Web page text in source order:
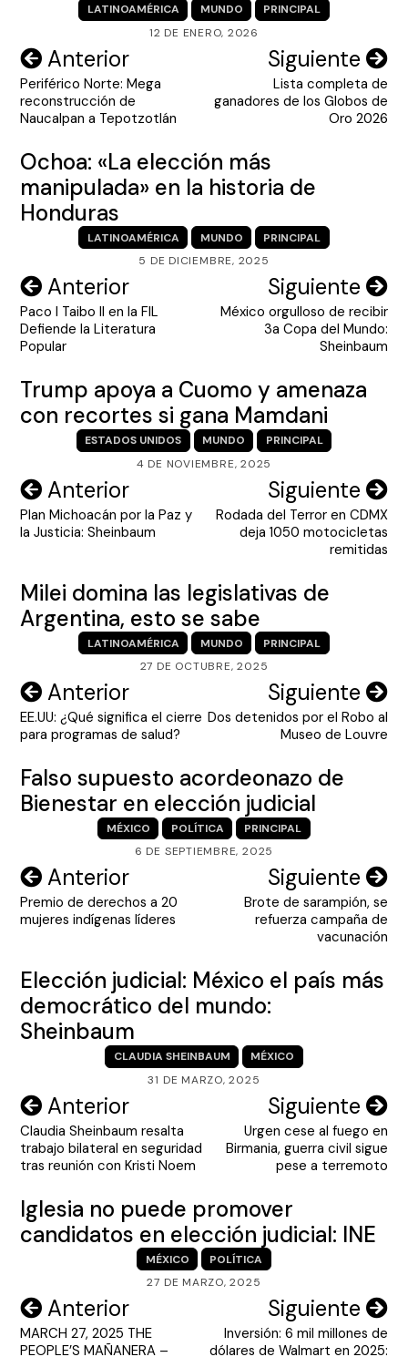
LATINOAMÉRICA MUNDO
PRINCIPAL
12 DE ENERO, 2026
Navegación
de
entradas
Anterior
Periférico Norte: Mega
reconstrucción de
Naucalpan a Tepotzotlán
Siguiente
Lista completa de
ganadores de los Globos de
Oro 2026
Ochoa: «La elección más
manipulada» en la historia de
Honduras
LATINOAMÉRICA MUNDO
PRINCIPAL
5 DE DICIEMBRE, 2025
Navegación
de
entradas
Anterior
Paco I Taibo II en la FIL
Defiende la Literatura
Popular
Siguiente
México orgulloso de recibir
3a Copa del Mundo:
Sheinbaum
Trump apoya a Cuomo y amenaza
con recortes si gana Mamdani
ESTADOS UNIDOS MUNDO
PRINCIPAL
4 DE NOVIEMBRE, 2025
Navegación
de
Anterior
Plan Michoacán por la Paz y
la Justicia: Sheinbaum
Siguiente
Rodada del Terror en CDMX
deja 1050 motocicletas
remitidas
Milei domina las legislativas de
Argentina, esto se sabe
LATINOAMÉRICA MUNDO
PRINCIPAL
27 DE OCTUBRE, 2025
Navegación
de
Anterior
EE.UU: ¿Qué significa el cierre
para programas de salud?
Siguiente
Dos detenidos por el Robo al
Museo de Louvre
Falso supuesto acordeonazo de
Bienestar en elección judicial
MÉXICO POLÍTICA
PRINCIPAL
6 DE SEPTIEMBRE, 2025
Navegación
de
Anterior
Premio de derechos a 20
mujeres indígenas líderes
Siguiente
Brote de sarampión, se
refuerza campaña de
vacunación
Elección judicial: México el país más
democrático del mundo:
Sheinbaum
CLAUDIA SHEINBAUM
MÉXICO
31 DE MARZO, 2025
Navegación
de
entradas
Anterior
Claudia Sheinbaum resalta
trabajo bilateral en seguridad
tras reunión con Kristi Noem
Siguiente
Urgen cese al fuego en
Birmania, guerra civil sigue
pese a terremoto
Iglesia no puede promover
candidatos en elección judicial: INE
MÉXICO
POLÍTICA
27 DE MARZO, 2025
Navegación
de
Anterior
MARCH 27, 2025 THE
PEOPLE’S MAÑANERA –
Siguiente
Inversión: 6 mil millones de
dólares de Walmart en 2025: